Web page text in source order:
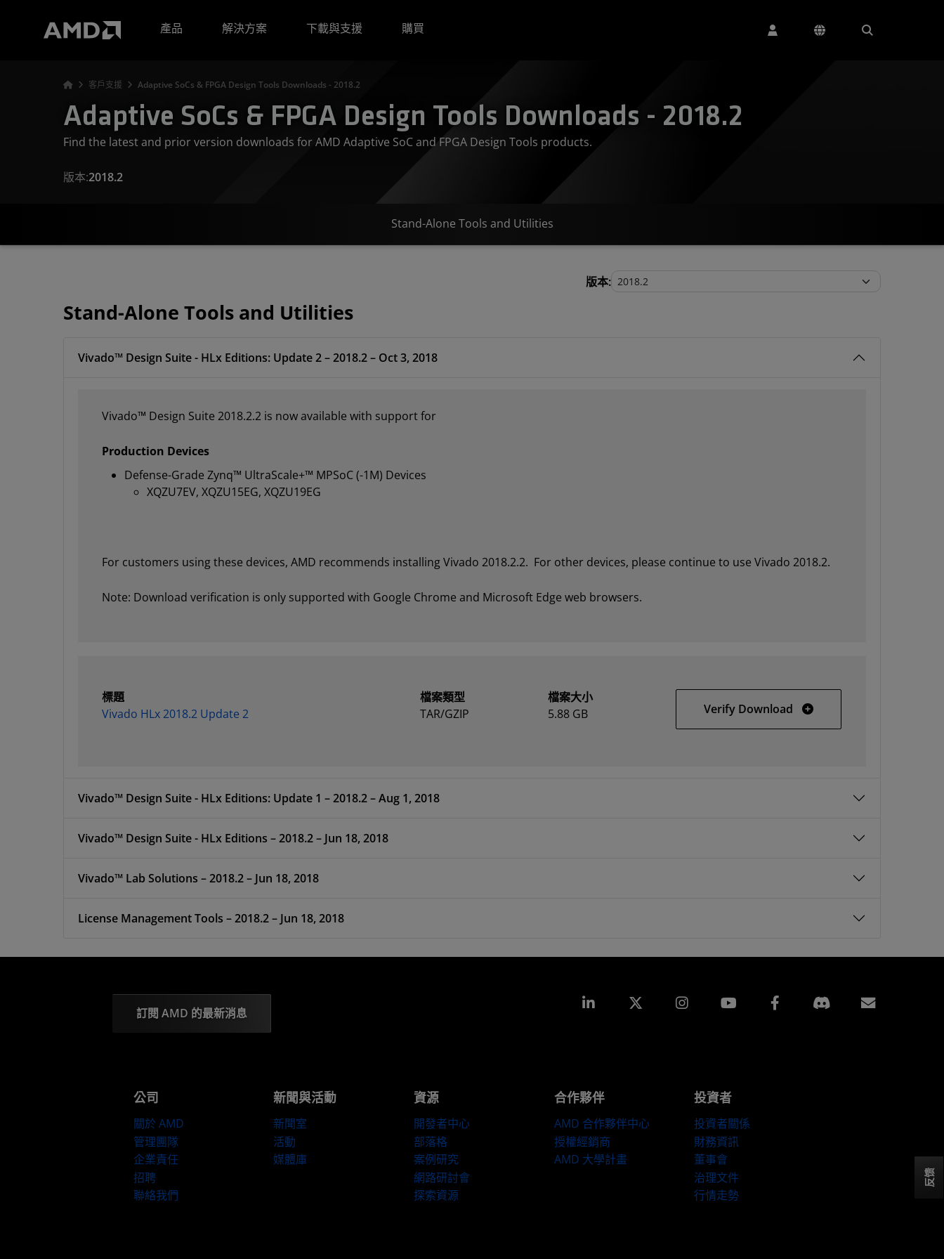
產品
解決方案 下載與支援 購買
客戶支援 Adaptive SoCs & FPGA Design Tools Downloads - 2018.2
Adaptive SoCs & FPGA Design Tools Downloads - 2018.2
Find the latest and prior version downloads for AMD Adaptive SoC and FPGA Design Tools products.
版本:2018.2
Stand-Alone Tools and Utilities
版本:
Stand-Alone Tools and Utilities
Vivado™ Design Suite - HLx Editions: Update 2 – 2018.2 – Oct 3, 2018
Vivado™ Design Suite 2018.2.2 is now available with support for
Production Devices
Defense-Grade Zynq™ UltraScale+™ MPSoC (-1M) Devices
XQZU7EV, XQZU15EG, XQZU19EG
For customers using these devices, AMD recommends installing Vivado 2018.2.2. For other devices, please continue to use Vivado 2018.2.
Note: Download verification is only supported with Google Chrome and Microsoft Edge web browsers.
標題
Vivado HLx 2018.2 Update 2
檔案類型
TAR/GZIP
檔案大小
5.88 GB
Verify Download Vivado HLx 2018.2 Update 2
Vivado™ Design Suite - HLx Editions: Update 1 – 2018.2 – Aug 1, 2018
Vivado™ Design Suite - HLx Editions – 2018.2 – Jun 18, 2018
Vivado™ Lab Solutions – 2018.2 – Jun 18, 2018
License Management Tools – 2018.2 – Jun 18, 2018
反馈
訂閱 AMD 的最新消息
Linkedin Instagram Facebook
公司
關於 AMD
管理團隊
企業責任
招聘
聯絡我們
新聞與活動
新聞室
活動
媒體庫
資源
開發者中心
部落格
案例研究
網路研討會
探索資源
合作夥伴
AMD 合作夥伴中心
授權經銷商
AMD 大學計畫
投資者
投資者關係
財務資訊
董事會
治理文件
行情走勢